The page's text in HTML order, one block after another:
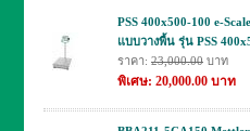
PSS 400x500-100 e-
แบบวางพื้น รุ่น PSS
ราคา: 23,000.00 บาท
พิเศษ: 20,000.00 บาท